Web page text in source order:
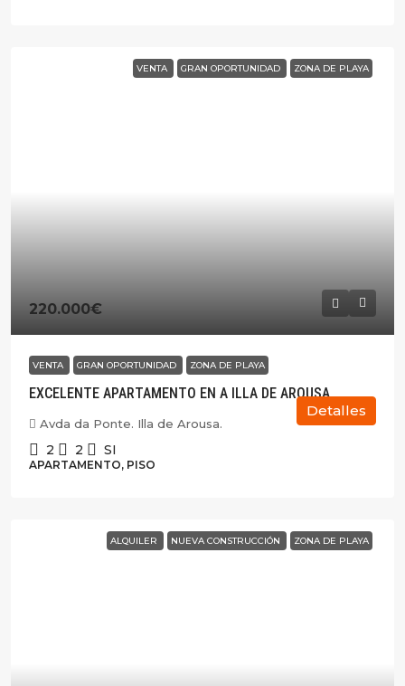
VENTA GRAN OPORTUNIDAD ZONA DE PLAYA
220.000€
VENTA GRAN OPORTUNIDAD ZONA DE PLAYA
EXCELENTE APARTAMENTO EN A ILLA DE AROUSA.
Avda da Ponte. Illa de Arousa.
2 2 SI
APARTAMENTO, PISO
Detalles
ALQUILER NUEVA CONSTRUCCIÓN ZONA DE PLAYA